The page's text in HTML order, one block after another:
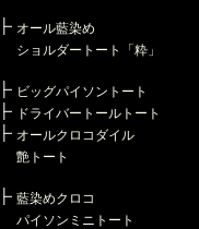
オール藍染め
ショルダートート「粋」
ビッグパイソントート
ドライバートールトート
オールクロコダイル
艶トート
藍染めクロコ
パイソンミニトート